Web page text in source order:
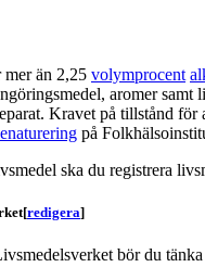
än 2,25 volymprocent
aromer
Kravet på tillstånd
på
ska du registrera
[redigera]
bör du